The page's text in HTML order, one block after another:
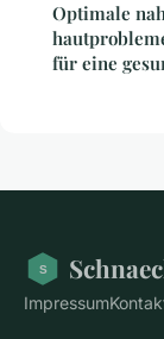
Optimale
für eine
Impressum